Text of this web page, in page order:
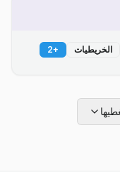
الخريطيات +
2